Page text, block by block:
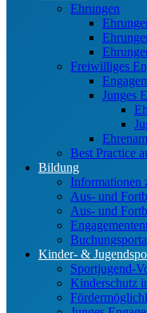
Ehrungen
Freiwilliges
Junges
Best Practice
Bildung
Informationen
Aus- und
Aus- und
Kinder- &
Sportjugend-
Kinderschutz